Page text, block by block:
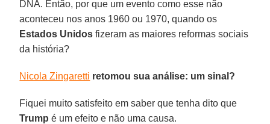
DNA. Então, por que um evento como esse não
aconteceu nos anos 1960 ou 1970, quando os
Estados Unidos fizeram as maiores reformas sociais
da história?
Nicola Zingaretti retomou sua análise: um sinal?
Fiquei muito satisfeito em saber que tenha dito que
Trump é um efeito e não uma causa.